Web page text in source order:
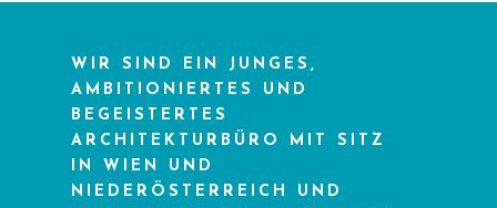
WIR SIND EIN JUNGES,
AMBITIONIERTES UND
BEGEISTERTES
ARCHITEKTURBÜRO MIT SITZ
IN WIEN UND
NIEDERÖSTERREICH UND